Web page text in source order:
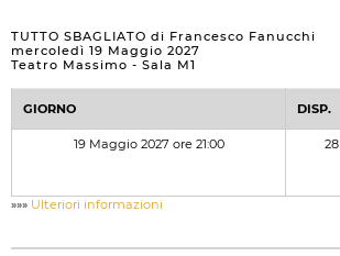
TUTTO SBAGLIATO di Francesco Fanucchi
mercoledì 19 Maggio 2027
Teatro Massimo - Sala M1
GIORNO DISP.
19 Maggio 2027 ore 21:00 28
»»» Ulteriori informazioni